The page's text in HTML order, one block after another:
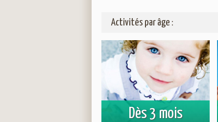
Activités par âge :
Dès 3 mois